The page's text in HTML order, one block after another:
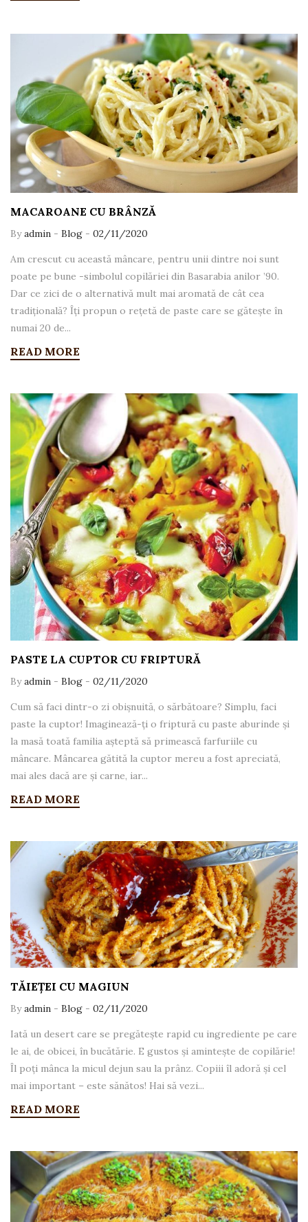
MACAROANE CU BRÂNZĂ
Byadmin - Blog - 02/11/2020
Am crescut cu această mâncare, pentru unii dintre noi sunt
poate pe bune -simbolul copilăriei din Basarabia anilor ’90.
Dar ce zici de o alternativă mult mai aromată de cât cea
tradițională? Îți propun o rețetă de paste care se gătește în
numai 20 de...
READ MORE
PASTE LA CUPTOR CU FRIPTURĂ
Byadmin - Blog - 02/11/2020
Cum să faci dintr-o zi obișnuită, o sărbătoare? Simplu, faci
paste la cuptor! Imaginează-ți o friptură cu paste aburinde și
la masă toată familia așteptă să primească farfuriile cu
mâncare. Mâncarea gătită la cuptor mereu a fost apreciată,
mai ales dacă are și carne, iar...
READ MORE
TĂIEȚEI CU MAGIUN
Byadmin - Blog - 02/11/2020
Iată un desert care se pregătește rapid cu ingrediente pe care
le ai, de obicei, în bucătărie. E gustos și amintește de copilărie!
Îl poți mânca la micul dejun sau la prânz. Copiii îl adoră și cel
mai important – este sănătos! Hai să vezi...
READ MORE